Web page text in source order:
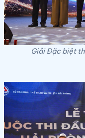
Giải Đặc biệt